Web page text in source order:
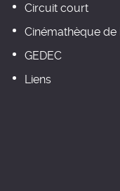
Circuit court
Cinémathèque de
GEDEC
Liens